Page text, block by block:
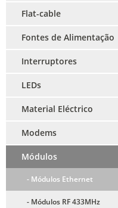
Flat-cable
Fontes de Alimentação
Interruptores
LEDs
Material Eléctrico
Modems
Módulos
- Módulos Ethernet
- Módulos RF 433MHz